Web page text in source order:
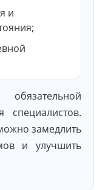
и
специалистов.
замедлить
и улучшить